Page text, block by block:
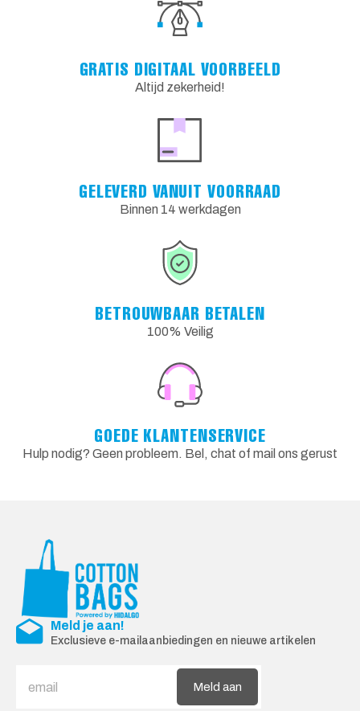
GRATIS DIGITAAL VOORBEELD
Altijd zekerheid!
GELEVERD VANUIT VOORRAAD
Binnen 14 werkdagen
BETROUWBAAR BETALEN
100% Veilig
GOEDE KLANTENSERVICE
Hulp nodig? Geen probleem. Bel, chat of mail ons gerust
Meld je aan!
Exclusieve e-mailaanbiedingen en nieuwe artikelen
Meld aan